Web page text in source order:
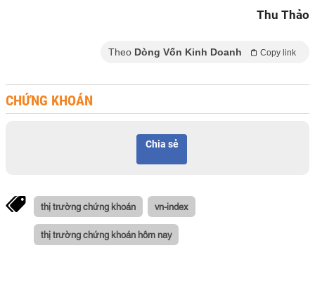
Thu Thảo
Theo Dòng Vốn Kinh Doanh Copy link
CHỨNG KHOÁN
Chia sẻ
thị trường chứng khoán vn-index
thị trường chứng khoán hôm nay